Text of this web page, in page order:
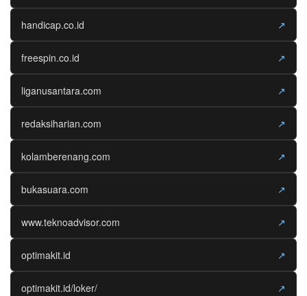
handicap.co.id ↗
freespin.co.id ↗
liganusantara.com ↗
redaksiharian.com ↗
kolamberenang.com ↗
bukasuara.com ↗
www.teknoadvisor.com ↗
optimakit.id ↗
optimakit.id/loker/ ↗